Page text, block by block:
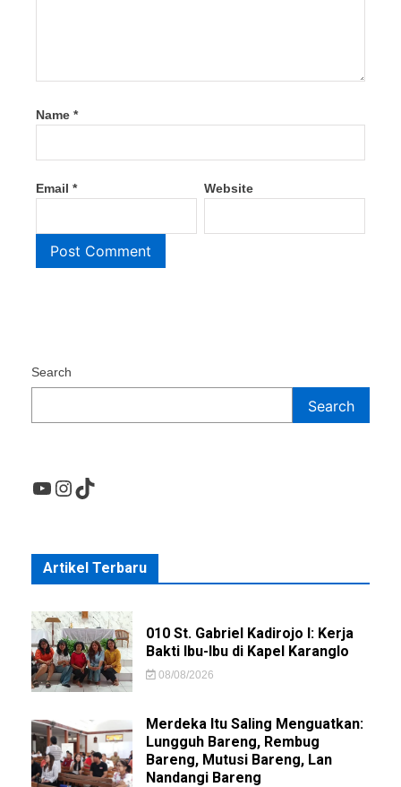
Name *
Email * Website
Search
Search
YouTube
Instagram
TikTok
Artikel Terbaru
010 St. Gabriel Kadirojo I: Kerja
Bakti Ibu-Ibu di Kapel Karanglo
08/08/2026
Merdeka Itu Saling Menguatkan:
Lungguh Bareng, Rembug
Bareng, Mutusi Bareng, Lan
Nandangi Bareng